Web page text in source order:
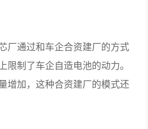
厂通过和车企合资建厂的方式
限制了车企自造电池的动力。
增加，这种合资建厂的模式还